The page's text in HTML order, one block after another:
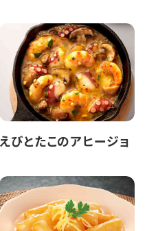
えびとたこのアヒージョ